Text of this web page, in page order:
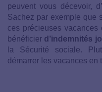
peuvent vous décevoir,
Sachez par exemple que
ces précieuses vacances
bénéficier d’indemnités
la Sécurité sociale.
démarrer les vacances en